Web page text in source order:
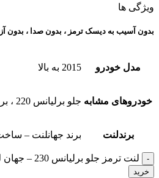
ویژگی ها
بدون آسیب به دیسک ترمز ، بدون صدا ، بدون
مدل خودرو 2015 به بالا
خودروهای مشابه جلو برلیانس 220 ، برلیانس 230 ، یاریس ، پریوس ، لیفان X50 ، ولکس C30
برندلنت برند جهانلنت –
لنت ترمز جلو برلیانس 230 – جهان لنت صادراتی عدد
خرید